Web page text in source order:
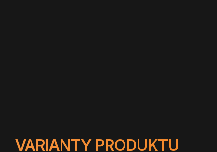
VARIANTY PRODUKTU